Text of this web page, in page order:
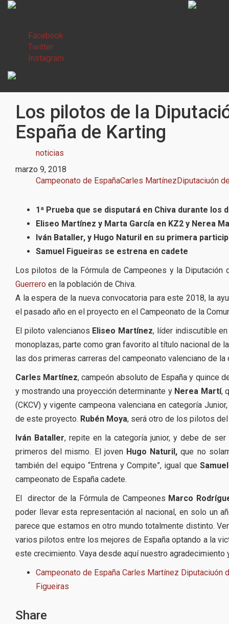
Facebook
Twitter
Instagram
Los pilotos de la
España de Karting
noticias
marzo 9, 2018
Campeonato de EspañaCarles MartínezDiputaciuón
1ª Prueba que se disputará en Chiva durante los
Eliseo Martínez y Marta García en KZ2 y Nerea
Iván Bataller, y Hugo Naturil en su primera
Samuel Figueiras se estrena en cadete
Los pilotos de la Fórmula de Campeones y la
Guerrero en la población de Chiva.
A la espera de la nueva convocatoria para este 2018, la
el pasado año en el proyecto en el Campeonato de la
El piloto valencianos Eliseo Martínez, líder indiscutible
monoplazas, parte como gran favorito al título nacional de
las dos primeras carreras del campeonato valenciano de
Carles Martínez, campeón absoluto de España y quince
y mostrando una proyección determinante y Nerea Martí,
(CKCV) y vigente campeona valenciana en categoría
de este proyecto. Rubén Moya, será otro de los pilotos del
Iván Bataller, repite en la categoría junior, y debe de
primeros del mismo. El joven Hugo Naturil, que no
también del equipo “Entrena y Compite”, igual que
campeonato de España cadete.
El director de la Fórmula de Campeones Marco
poder llevar esta representación al nacional, en solo un
parece que estamos en otro mundo totalmente distinto.
varios pilotos entre los mejores de España optando a la
este crecimiento. Vaya desde aquí nuestro
Campeonato de España Carles Martínez Diputaciuón
Figueiras
Share